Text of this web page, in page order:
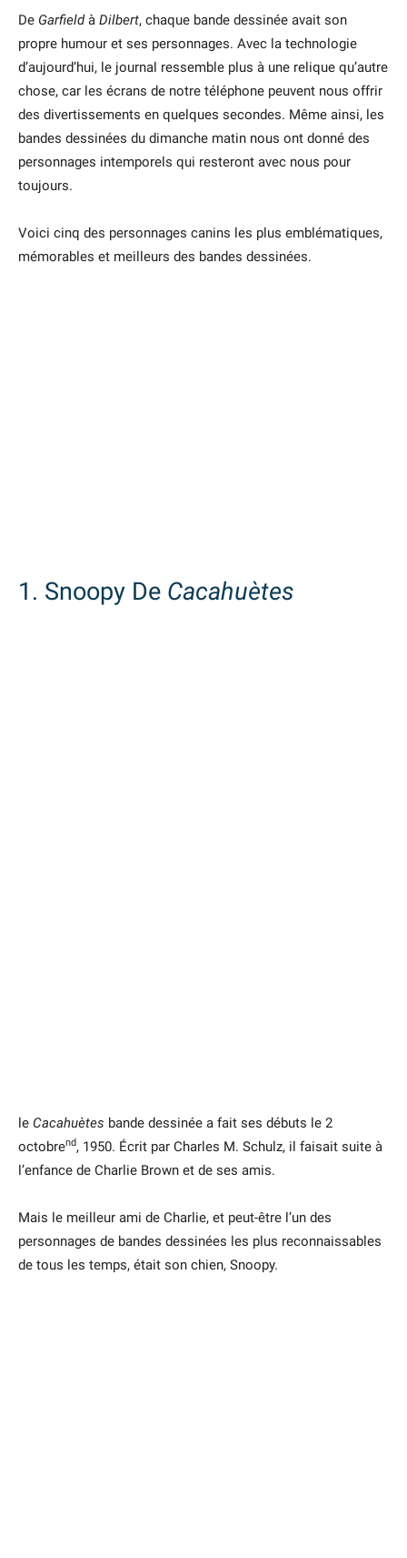
De Garfieldà Dilbert, chaque bande dessinée avait son
propre humour et ses personnages. Avec la technologie
d’aujourd’hui, le journal ressemble plus à une relique qu’autre
chose, car les écrans de notre téléphone peuvent nous offrir
des divertissements en quelques secondes. Même ainsi, les
bandes dessinées du dimanche matin nous ont donné des
personnages intemporels qui resteront avec nous pour
toujours.
Voici cinq des personnages canins les plus emblématiques,
mémorables et meilleurs des bandes dessinées.
1. Snoopy De Cacahuètes
le Cacahuètes bande dessinée a fait ses débuts le 2
octobrend, 1950. Écrit par Charles M. Schulz, il faisait suite à
l’enfance de Charlie Brown et de ses amis.
Mais le meilleur ami de Charlie, et peut-être l’un des
personnages de bandes dessinées les plus reconnaissables
de tous les temps, était son chien, Snoopy.